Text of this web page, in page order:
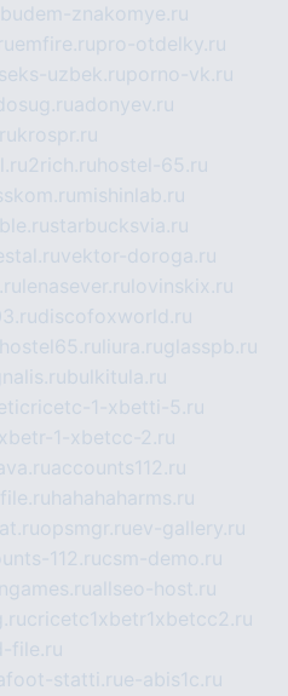
budem-znakomye.ru
emfire.rupro-otdelky.ru
seks-uzbek.ruporno-vk.ru
adonyev.ru
krospr.ru
2rich.ru hostel-65.ru
mishinlab.ru
starbucksvia.ru
vektor-doroga.ru
lenasever.ru lovinskix.ru
discofoxworld.ru
hostel65.ru liura.ruglasspb.ru
bulkitula.ru
1-xbetti-5.ru
1-xbetcc-2.ru
accounts112.ru
hahahaharms.ru
opsmgr.ruev-gallery.ru
112.rucsm-demo.ru
allseo-host.ru
cricetc1xbetr1xbetcc2.ru
file.ru
statti.rue-abis1c.ru